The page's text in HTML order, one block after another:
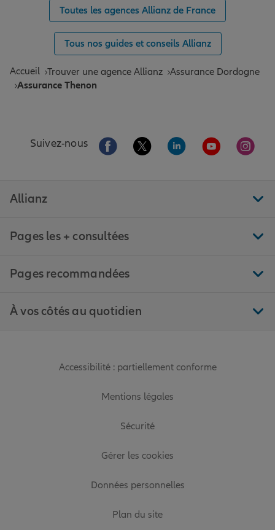
Toutes les agences Allianz de France
Tous nos guides et conseils Allianz
Accueil Trouver une agence Allianz Assurance Dordogne
Assurance Thenon
Suivez-nous Aller sur la page Facebook de Allianz
Aller sur la page Twitter de
Aller sur la page
Aller sur la
Aller
Allianz
Pages les + consultées
Pages recommandées
À vos côtés au quotidien
Accessibilité : partiellement conforme
Mentions légales
Sécurité
Gérer les cookies
Données personnelles
Plan du site